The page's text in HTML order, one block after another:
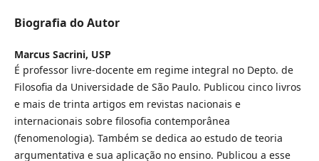
Biografia do Autor
Marcus Sacrini, USP
É professor livre-docente em regime integral no Depto. de
Filosofia da Universidade de São Paulo. Publicou cinco livros
e mais de trinta artigos em revistas nacionais e
internacionais sobre filosofia contemporânea
(fenomenologia). Também se dedica ao estudo de teoria
argumentativa e sua aplicação no ensino. Publicou a esse